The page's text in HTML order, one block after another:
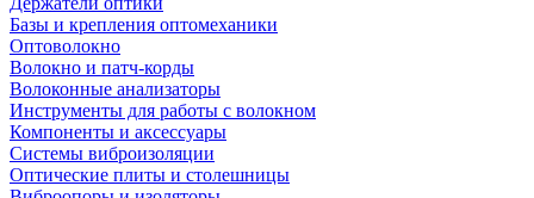
Базы и крепления оптомеханики
Оптоволокно
Волокно и патч-корды
Волоконные анализаторы
Инструменты для работы с волокном
Компоненты и аксессуары
Системы виброизоляции
Оптические плиты и столешницы